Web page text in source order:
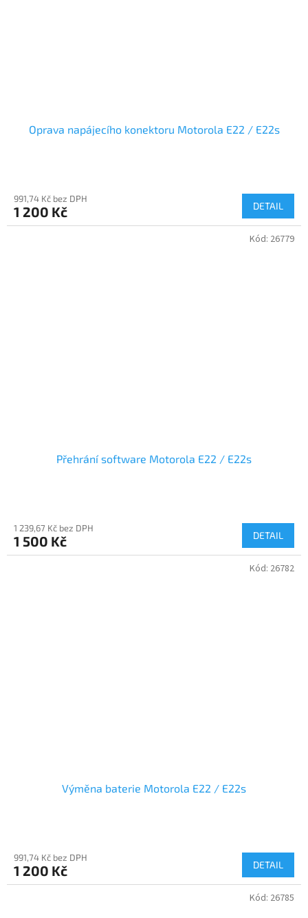
Oprava napájecího konektoru Motorola E22 / E22s
991,74 Kč bez DPH
1 200 Kč DETAIL
Přehrání software Motorola E22 / E22s
1 239,67 Kč bez DPH
1 500 Kč DETAIL
Kód: 26779
Výměna baterie Motorola E22 / E22s
991,74 Kč bez DPH
1 200 Kč DETAIL
Kód: 26782
Kód: 26785